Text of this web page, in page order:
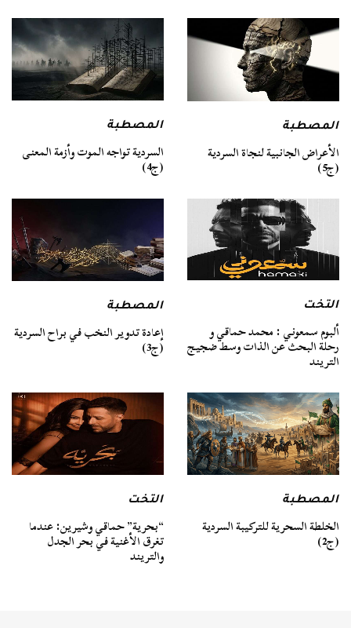
المصطبة
الأعراض الجانبية لنجاة السردية
(ج5)
المصطبة
السردية تواجه الموت وأزمة المعنى
(ج4)
التخت
ألبوم سمعوني : محمد حماقي و
رحلة البحث عن الذات وسط ضجيج
التريند
المصطبة
إعادة تدوير النخب في براح السردية
(ج3)
المصطبة
الخلطة السحرية للتركيبة السردية
(ج2)
التخت
“بحرية” حماقي وشيرين: عندما
تغرق الأغنية في بحر الجدل
والتريند